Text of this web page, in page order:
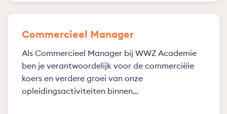
Commercieel Manager
Als Commercieel Manager bij WWZ Academie
ben je verantwoordelijk voor de commerciële
koers en verdere groei van onze
opleidingsactiviteiten binnen…